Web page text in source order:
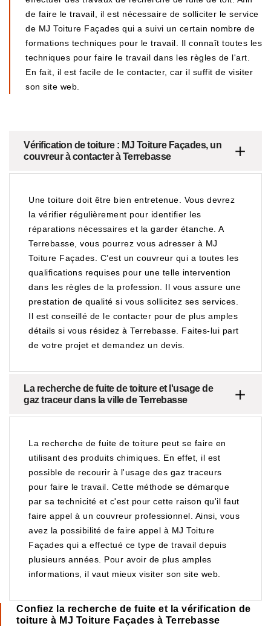
de faire le travail, il est nécessaire de solliciter le service
de MJ Toiture Façades qui a suivi un certain nombre de
formations techniques pour le travail. Il connaît toutes les
techniques pour faire le travail dans les règles de l'art.
En fait, il est facile de le contacter, car il suffit de visiter
son site web.
Vérification de toiture : MJ Toiture Façades, un
couvreur à contacter à Terrebasse
Une toiture doit être bien entretenue. Vous devrez
la vérifier régulièrement pour identifier les
réparations nécessaires et la garder étanche. A
Terrebasse, vous pourrez vous adresser à MJ
Toiture Façades. C’est un couvreur qui a toutes les
qualifications requises pour une telle intervention
dans les règles de la profession. Il vous assure une
prestation de qualité si vous sollicitez ses services.
Il est conseillé de le contacter pour de plus amples
détails si vous résidez à Terrebasse. Faites-lui part
de votre projet et demandez un devis.
La recherche de fuite de toiture et l'usage de
gaz traceur dans la ville de Terrebasse
La recherche de fuite de toiture peut se faire en
utilisant des produits chimiques. En effet, il est
possible de recourir à l'usage des gaz traceurs
pour faire le travail. Cette méthode se démarque
par sa technicité et c'est pour cette raison qu'il faut
faire appel à un couvreur professionnel. Ainsi, vous
avez la possibilité de faire appel à MJ Toiture
Façades qui a effectué ce type de travail depuis
plusieurs années. Pour avoir de plus amples
informations, il vaut mieux visiter son site web.
Confiez la recherche de fuite et la vérification de
toiture à MJ Toiture Façades à Terrebasse